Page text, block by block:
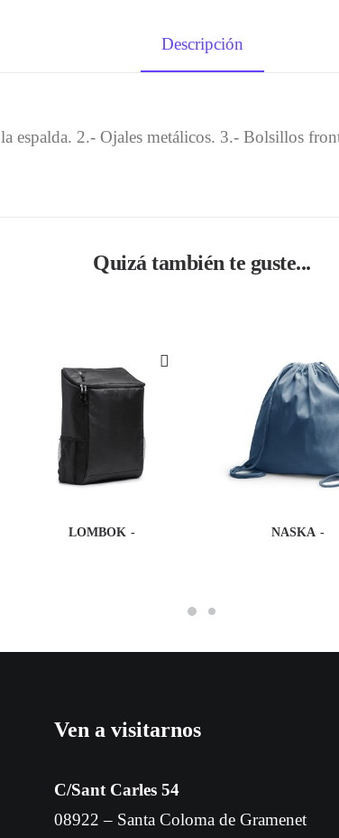
Descripción
espalda. 2.- Ojales metálicos. 3.- Bolsillos
Quizá también te guste...
LOMBOK NASKA
Ven a visitarnos
C/Sant Carles 54
08922 – Santa Coloma de Gramenet